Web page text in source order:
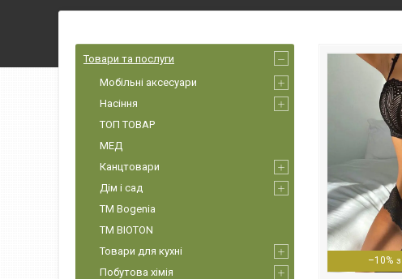
–10%
Товари та послуги
Мобільні аксесуари
Насіння
ТОП ТОВАР
МЕД
Канцтовари
Дім і сад
ТМ Bogenia
ТМ BIOTON
Товари для кухні
Побутова хімія